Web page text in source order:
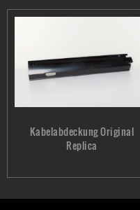
Kabelabdeckung Original
Replica